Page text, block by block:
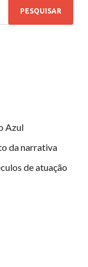
Azul
da narrativa
de atuação